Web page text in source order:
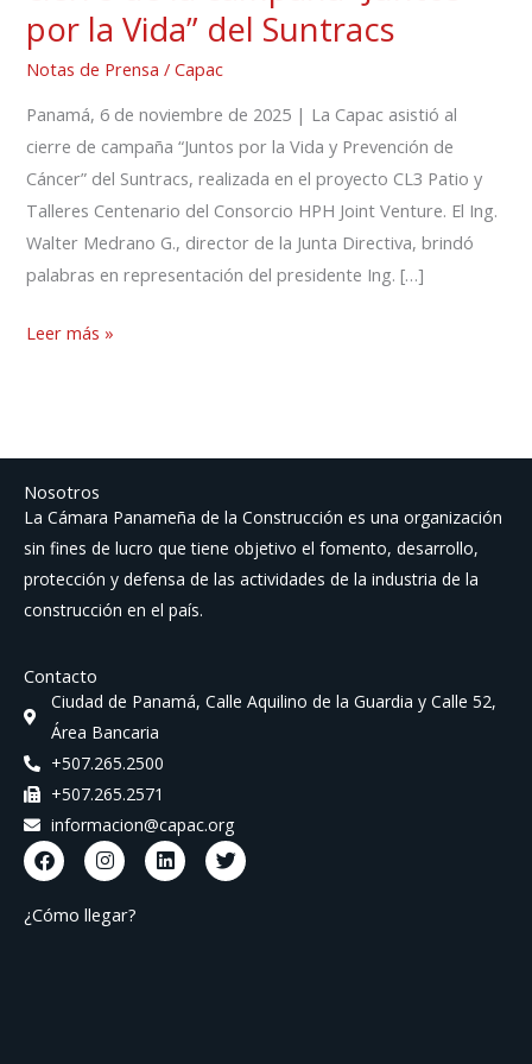
por la Vida” del Suntracs
Notas de Prensa /Capac
Panamá, 6 de noviembre de 2025 | La Capac asistió al
cierre de campaña “Juntos por la Vida y Prevención de
Cáncer” del Suntracs, realizada en el proyecto CL3 Patio y
Talleres Centenario del Consorcio HPH Joint Venture. El Ing.
Walter Medrano G., director de la Junta Directiva, brindó
palabras en representación del presidente Ing. […]
la
campaña
“Juntos
por
la
Vida”
del
Suntracs
Leer más »
Nosotros
La Cámara Panameña de la Construcción es una organización
sin fines de lucro que tiene objetivo el fomento, desarrollo,
protección y defensa de las actividades de la industria de la
construcción en el país.
Contacto
Ciudad de Panamá, Calle Aquilino de la Guardia y Calle 52,
Área Bancaria
+507.265.2500
+507.265.2571
informacion@capac.org
F
a
c
e
b
I
n
s
t
a
L
i
n
T
w
i
¿Cómo llegar?